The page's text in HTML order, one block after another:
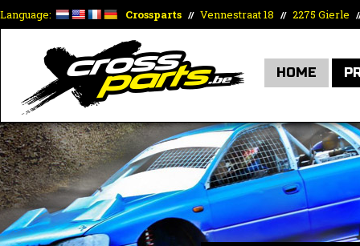
Language: Crossparts // Vennestraat 18 // 2275 Gierle
HOME